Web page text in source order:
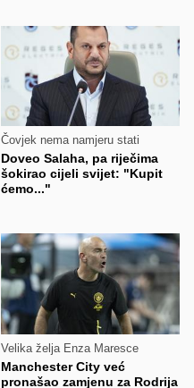
Čovjek nema namjeru stati
Doveo Salaha, pa riječima
šokirao cijeli svijet: "Kupit
ćemo..."
Velika želja Enza Maresce
Manchester City već
pronašao zamjenu za Rodrija